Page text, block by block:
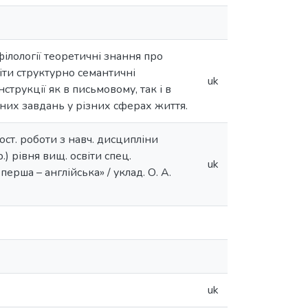
теоретичні знання про
структурно семантичні
як в письмовому, так і в
завдань у різних сферах життя.
uk
роботи з навч. дисципліни
рівня вищ. освіти спец.
– англійська» / уклад. О. А.
uk
uk